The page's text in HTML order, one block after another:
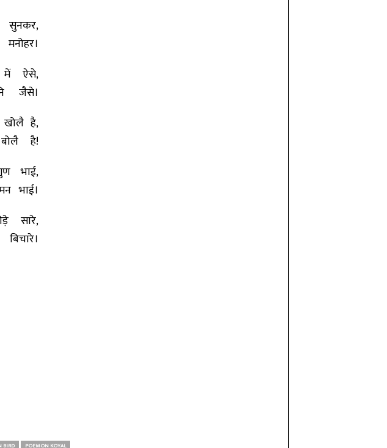
सुनकर,
में ऐसे,
जैसे।
है,
है!
भाई,
भाई।
सारे,
BIRD POEM ON KOYAL